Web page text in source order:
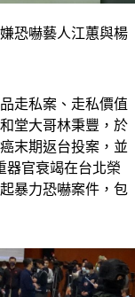
堂大哥林秉豐，於
末期返台投案，並
器官衰竭在台北榮
暴力恐嚇案件，包